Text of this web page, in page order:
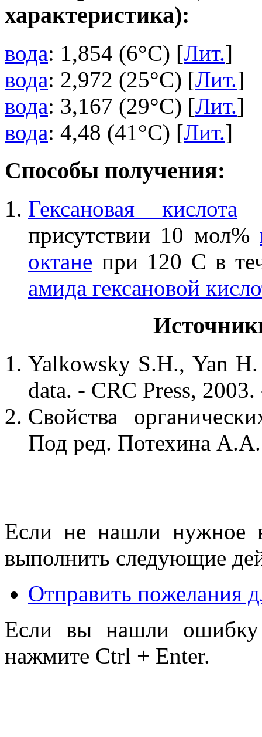
характеристика):
вода: 1,854 (6°C) [Лит.]
вода: 2,972 (25°C) [Лит.]
вода: 3,167 (29°C) [Лит.]
вода: 4,48 (41°C) [Лит.]
Способы получения:
Гексановая кислота
присутствии 10 мол%
октане при 120 С в
амида гексановой
Yalkowsky S.H., Yan
data. - CRC Press,
Свойства
Под ред. Потехина
Если не нашли нужное
выполнить следующие
Отправить пожелания
Если вы нашли ошибку
нажмите Ctrl + Enter.